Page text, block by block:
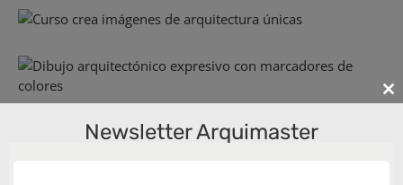
Newsletter Arquimaster